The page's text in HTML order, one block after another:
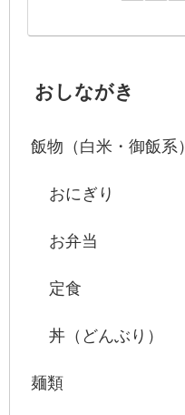
おしながき
飯物（白米・御飯系）
おにぎり
お弁当
定食
丼（どんぶり）
麺類